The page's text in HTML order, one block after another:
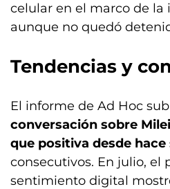
celular en el marco de la
aunque no quedó
Tendencias y
El informe de Ad Hoc
conversación sobre
que positiva desde hace
consecutivos. En julio, el
sentimiento digital